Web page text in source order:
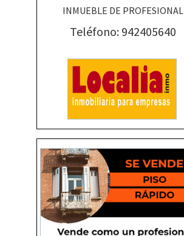
INMUEBLE DE PROFESIONAL
Teléfono: 942405640